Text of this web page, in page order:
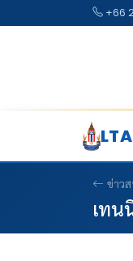
+66
ข่าว
เทน